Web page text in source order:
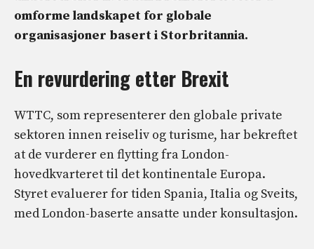
omforme landskapet for globale
organisasjoner basert i Storbritannia.
En revurdering etter Brexit
WTTC, som representerer den globale private
sektoren innen reiseliv og turisme, har bekreftet
at de vurderer en flytting fra London-
hovedkvarteret til det kontinentale Europa.
Styret evaluerer for tiden Spania, Italia og Sveits,
med London-baserte ansatte under konsultasjon.